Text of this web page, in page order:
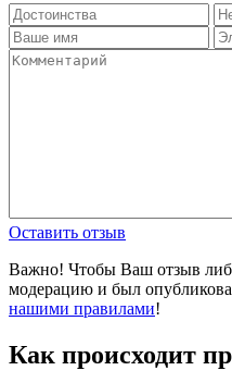
Оставить отзыв
Важно! Чтобы Ваш отзыв
модерацию и был
нашими правилами!
Как происходит